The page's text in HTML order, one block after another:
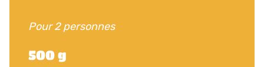
Pour 2 personnes
500 g